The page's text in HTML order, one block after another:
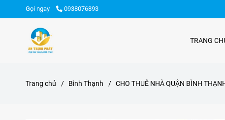
Gọi ngay 0938076893
TRANG
Trang chủ / Bình Thạnh / CHO THUÊ NHÀ QUẬN BÌNH